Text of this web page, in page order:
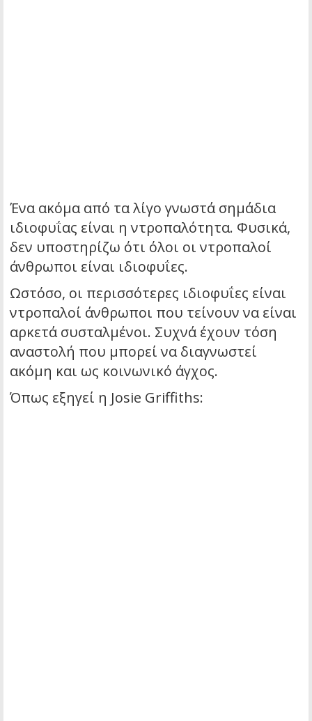
Ένα ακόμα από τα λίγο γνωστά σημάδια
ιδιοφυΐας είναι η ντροπαλότητα. Φυσικά,
δεν υποστηρίζω ότι όλοι οι ντροπαλοί
άνθρωποι είναι ιδιοφυΐες.
Ωστόσο, οι περισσότερες ιδιοφυΐες είναι
ντροπαλοί άνθρωποι που τείνουν να είναι
αρκετά συσταλμένοι. Συχνά έχουν τόση
αναστολή που μπορεί να διαγνωστεί
ακόμη και ως κοινωνικό άγχος.
Όπως εξηγεί η Josie Griffiths: